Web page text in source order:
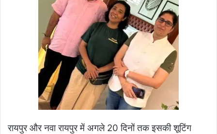
रायपुर और नवा रायपुर में अगले 20 दिनों तक इसकी शूटिंग